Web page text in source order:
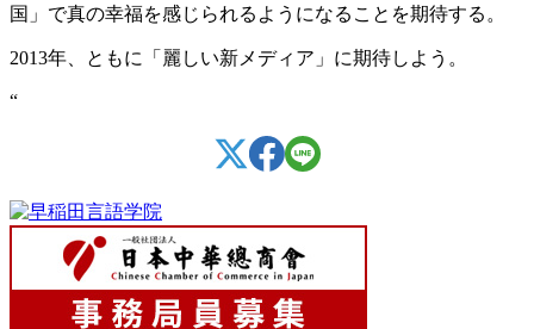
国」で真の幸福を感じられるようになることを期待する。
2013年、ともに「麗しい新メディア」に期待しよう。
“